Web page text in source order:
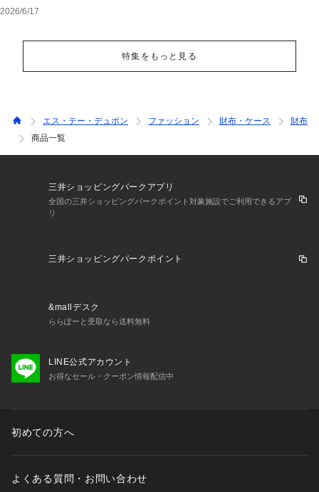
2026/6/17
特集をもっと見る
エス・テー・デュポン ファッション 財布・ケース
財布
商品一覧
三井ショッピングパークアプリ
全国の三井ショッピングパークポイント対象施設でご利用できるアプ
リ
三井ショッピングパークポイント
&mallデスク
ららぽーと受取なら送料無料
LINE公式アカウント
お得なセール・クーポン情報配信中
初めての方へ
よくある質問・お問い合わせ